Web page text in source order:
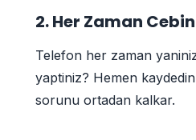
2. Her Zaman
Telefon her zaman
yaptiniz? Hemen
sorunu ortadan kalkar.